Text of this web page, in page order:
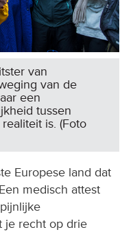
van
van de
een
tussen
is. (Foto
Europese land dat
medisch attest
je recht op drie